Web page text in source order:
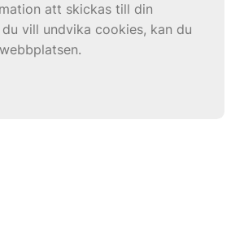
att skickas till din
vill undvika cookies, kan du